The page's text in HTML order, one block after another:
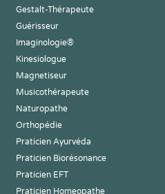
Gestalt-Thérapeute
Guérisseur
Imaginologie®
Kinesiologue
Magnetiseur
Musicothérapeute
Naturopathe
Orthopédie
Praticien Ayurvéda
Praticien Biorésonance
Praticien EFT
Praticien Homeopathe